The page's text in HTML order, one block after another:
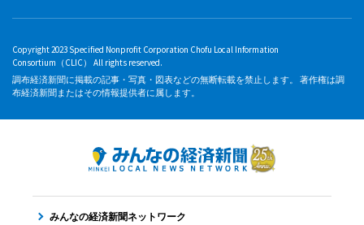
Copyright 2023 Specified Nonprofit Corporation Chofu Local Information
Consortium（CLIC） All rights reserved.
調布経済新聞に掲載の記事・写真・図表などの無断転載を禁止します。 著作権は調
布経済新聞またはその情報提供者に属します。
みんなの経済新聞ネットワーク